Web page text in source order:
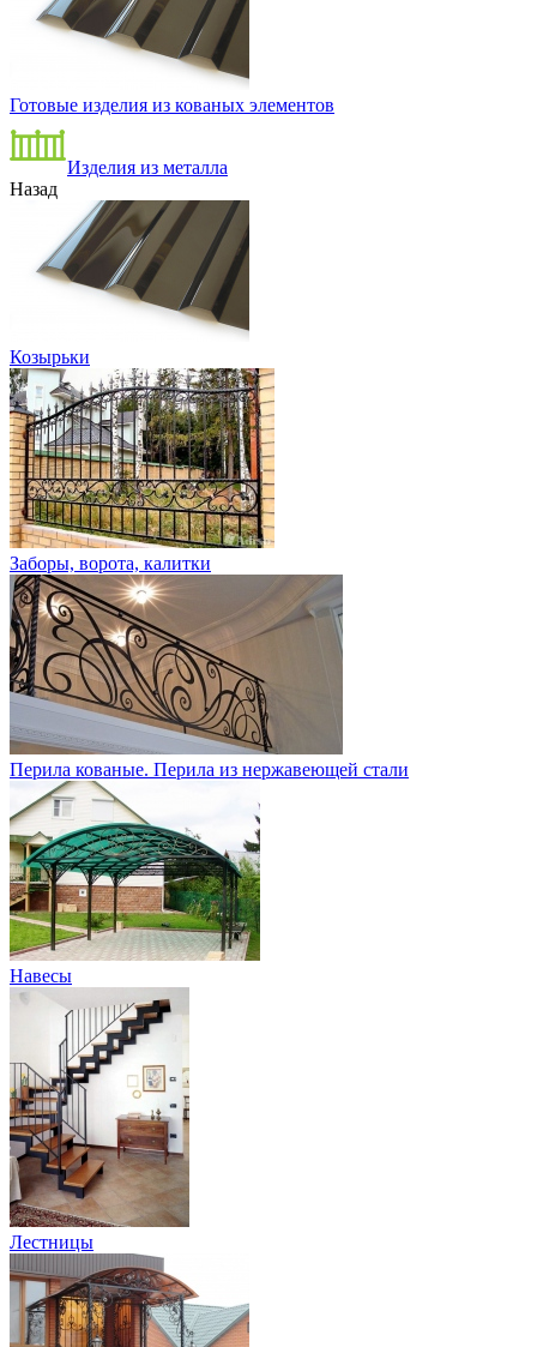
Готовые изделия из кованых элементов
Изделия из металла
Назад
Козырьки
Заборы, ворота, калитки
Перила кованые. Перила из нержавеющей стали
Навесы
Лестницы